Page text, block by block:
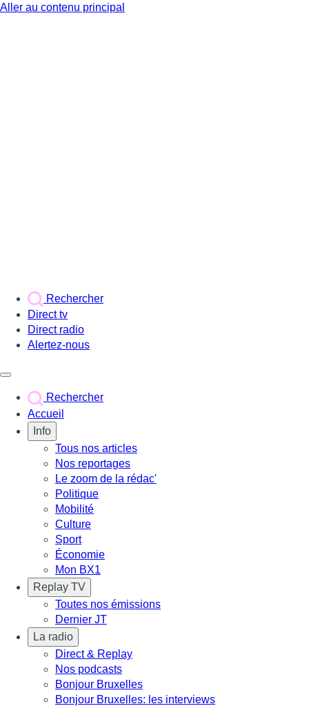
Aller au contenu principal
Rechercher
Direct tv
Direct radio
Alertez-nous
Rechercher
Accueil
Info
Tous nos articles
Nos reportages
Le zoom de la rédac'
Politique
Mobilité
Culture
Sport
Économie
Mon BX1
Replay TV
Toutes nos émissions
Dernier JT
La radio
Direct & Replay
Nos podcasts
Bonjour Bruxelles
Bonjour Bruxelles: les interviews